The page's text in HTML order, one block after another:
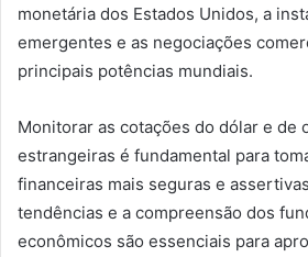
monetária dos Estados Unidos, a
emergentes e as negociações
principais potências mundiais.
Monitorar as cotações do dólar e de
estrangeiras é fundamental para
financeiras mais seguras e
tendências e a compreensão dos
econômicos são essenciais para